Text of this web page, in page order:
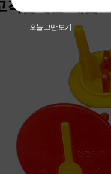
오늘 그만 보기